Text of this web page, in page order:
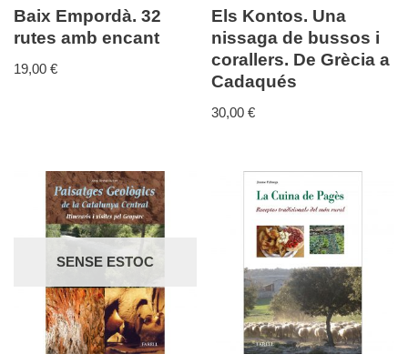
Baix Empordà. 32
rutes amb encant
19,00 €
Els Kontos. Una
nissaga de bussos i
corallers. De Grècia a
Cadaqués
30,00€
SENSE ESTOC